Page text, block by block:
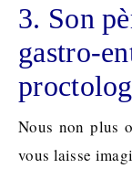
3. Son
gastro-
Nous non plus
vous laisse